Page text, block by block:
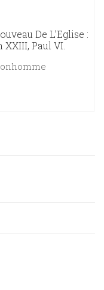
De L’Eglise :
Paul VI.